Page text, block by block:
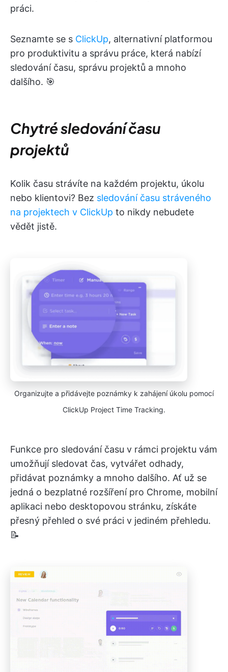
práci.
Seznamte se s ClickUp, alternativní platformou
pro produktivitu a správu práce, která nabízí
sledování času, správu projektů a mnoho
dalšího. 🎯
Chytré sledování času
projektů
Kolik času strávíte na každém projektu, úkolu
nebo klientovi? Bez sledování času stráveného
na projektech v ClickUp to nikdy nebudete
vědět jistě.
Organizujte a přidávejte poznámky k zahájení úkolu pomocí
ClickUp Project Time Tracking.
Funkce pro sledování času v rámci projektu vám
umožňují sledovat čas, vytvářet odhady,
přidávat poznámky a mnoho dalšího. Ať už se
jedná o bezplatné rozšíření pro Chrome, mobilní
aplikaci nebo desktopovou stránku, získáte
přesný přehled o své práci v jediném přehledu.
📝